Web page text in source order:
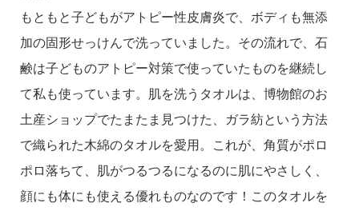
もともと子どもがアトピー性皮膚炎で、ボディも無添
加の固形せっけんで洗っていました。その流れで、石
鹸は子どものアトピー対策で使っていたものを継続し
て私も使っています。肌を洗うタオルは、博物館のお
土産ショップでたまたま見つけた、ガラ紡という方法
で織られた木綿のタオルを愛用。これが、角質がポロ
ポロ落ちて、肌がつるつるになるのに肌にやさしく、
顔にも体にも使える優れものなのです！このタオルを